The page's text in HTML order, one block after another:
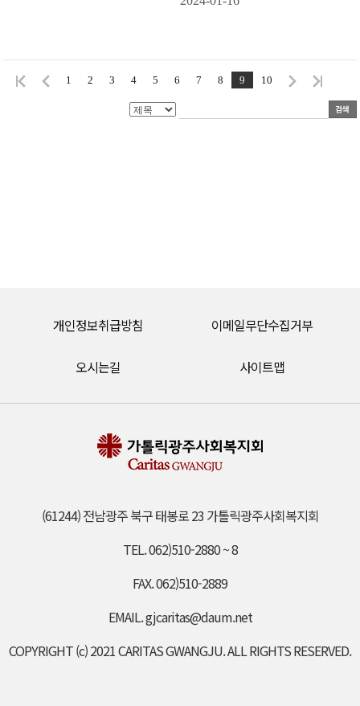
1 2 3 4 5 6 7 8 9 10
개인정보취급방침 이메일무단수집거부
오시는길 사이트맵
(61244) 전남광주 북구 태봉로 23 가톨릭광주사회복지회
TEL. 062)510-2880 ~ 8
FAX. 062)510-2889
EMAIL. gjcaritas@daum.net
COPYRIGHT (c) 2021 CARITAS GWANGJU. ALL RIGHTS RESERVED.​